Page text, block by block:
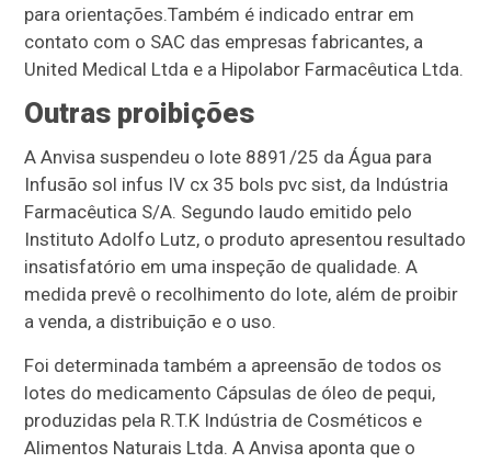
para orientações.Também é indicado entrar em
contato com o SAC das empresas fabricantes, a
United Medical Ltda e a Hipolabor Farmacêutica Ltda.
Outras proibições
A Anvisa suspendeu o lote 8891/25 da Água para
Infusão sol infus IV cx 35 bols pvc sist, da Indústria
Farmacêutica S/A. Segundo laudo emitido pelo
Instituto Adolfo Lutz, o produto apresentou resultado
insatisfatório em uma inspeção de qualidade. A
medida prevê o recolhimento do lote, além de proibir
a venda, a distribuição e o uso.
Foi determinada também a apreensão de todos os
lotes do medicamento Cápsulas de óleo de pequi,
produzidas pela R.T.K Indústria de Cosméticos e
Alimentos Naturais Ltda. A Anvisa aponta que o